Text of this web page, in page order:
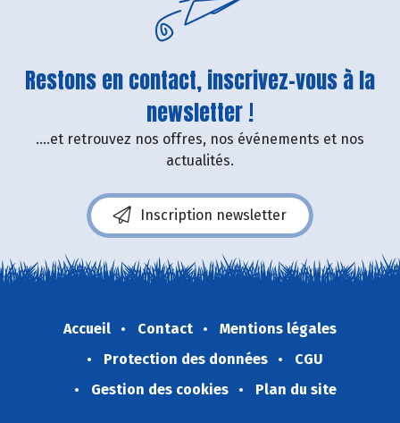
Restons en contact, inscrivez-vous à la
newsletter !
....et retrouvez nos offres, nos événements et nos
actualités.
Inscription newsletter
Accueil Contact
Mentions légales
Protection des données
CGU
Gestion des cookies
Plan du site